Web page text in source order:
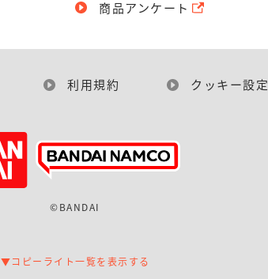
商品アンケート
利用規約 クッキー設定
©BANDAI
▼コピーライト一覧を表示する